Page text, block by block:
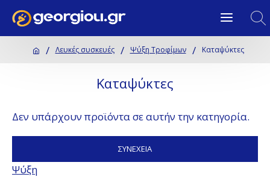
Λευκές συσκευές Ψύξη Τροφίμων Καταψύκτες
Καταψύκτες
Δεν υπάρχουν προϊόντα σε αυτήν την κατηγορία.
ΣΥΝΈΧΕΙΑ
Ψύξη